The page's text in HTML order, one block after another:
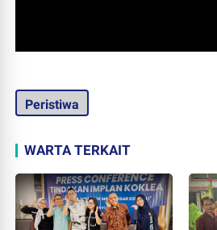
Peristiwa
WARTA TERKAIT